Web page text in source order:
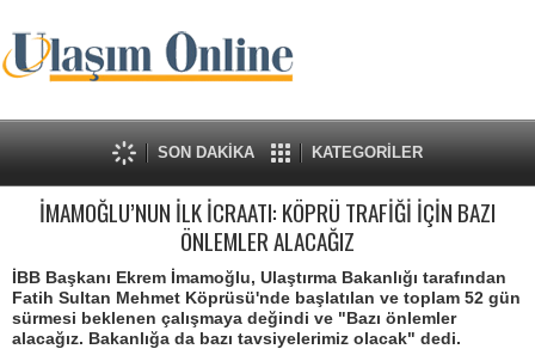
SON DAKİKA KATEGORİLER
İMAMOĞLU’NUN İLK İCRAATI: KÖPRÜ TRAFİĞİ İÇİN BAZI
ÖNLEMLER ALACAĞIZ
İBB Başkanı Ekrem İmamoğlu, Ulaştırma Bakanlığı tarafından
Fatih Sultan Mehmet Köprüsü'nde başlatılan ve toplam 52 gün
sürmesi beklenen çalışmaya değindi ve "Bazı önlemler
alacağız. Bakanlığa da bazı tavsiyelerimiz olacak" dedi.